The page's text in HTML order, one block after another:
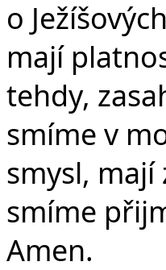
o
mají
tehdy,
smíme v
smysl,
smíme
Amen.